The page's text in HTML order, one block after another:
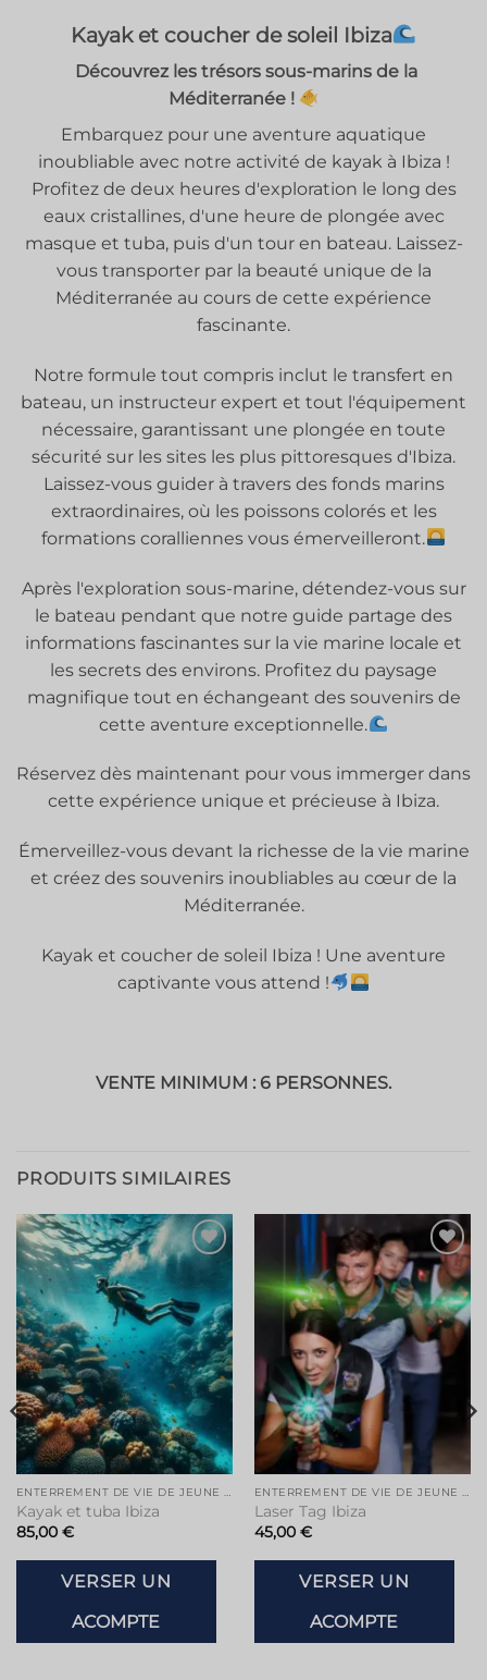
Kayak et coucher de soleil Ibiza
Découvrez les trésors sous-marins de la
Méditerranée !
Embarquez pour une aventure aquatique
inoubliable avec notre activité de kayak à Ibiza !
Profitez de deux heures d'exploration le long des
eaux cristallines, d'une heure de plongée avec
masque et tuba, puis d'un tour en bateau. Laissez-
vous transporter par la beauté unique de la
Méditerranée au cours de cette expérience
fascinante.
Notre formule tout compris inclut le transfert en
bateau, un instructeur expert et tout l'équipement
nécessaire, garantissant une plongée en toute
sécurité sur les sites les plus pittoresques d'Ibiza.
Laissez-vous guider à travers des fonds marins
extraordinaires, où les poissons colorés et les
formations coralliennes vous émerveilleront.
Après l'exploration sous-marine, détendez-vous sur
le bateau pendant que notre guide partage des
informations fascinantes sur la vie marine locale et
les secrets des environs. Profitez du paysage
magnifique tout en échangeant des souvenirs de
cette aventure exceptionnelle.
Réservez dès maintenant pour vous immerger dans
cette expérience unique et précieuse à Ibiza.
Émerveillez-vous devant la richesse de la vie marine
et créez des souvenirs inoubliables au cœur de la
Méditerranée.
Kayak et coucher de soleil Ibiza ! Une aventure
captivante vous attend !
VENTE MINIMUM : 6 PERSONNES.
PRODUITS SIMILAIRES
ENTERREMENT DE VIE DE JEUNE FILLE À IBIZA
Kayak et tuba Ibiza
85,00 €
VERSER UN
ACOMPTE
ENTERREMENT DE VIE DE JEUNE FILLE À IBIZA
Laser Tag Ibiza
45,00 €
VERSER UN
ACOMPTE